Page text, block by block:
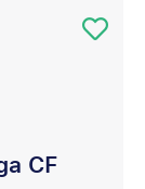
CF